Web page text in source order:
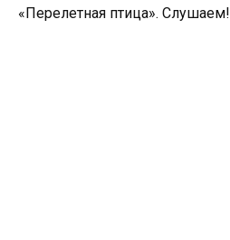
«Перелетная птица». Слушаем!